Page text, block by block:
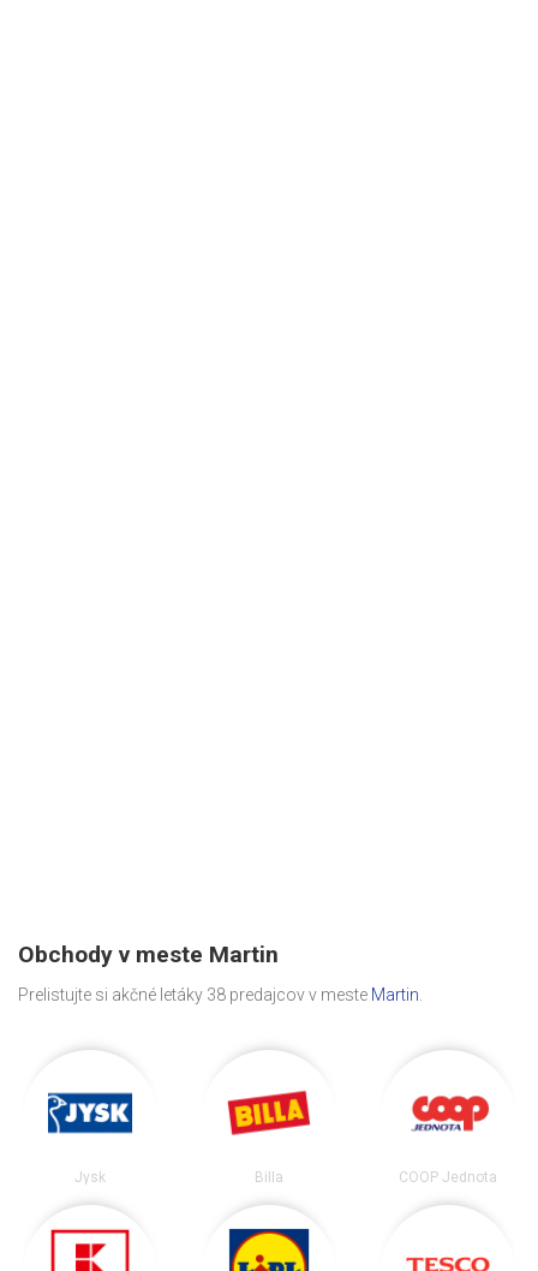
Obchody v meste Martin
Prelistujte si akčné letáky 38 predajcov v meste Martin
Jysk Billa COOP Jednota